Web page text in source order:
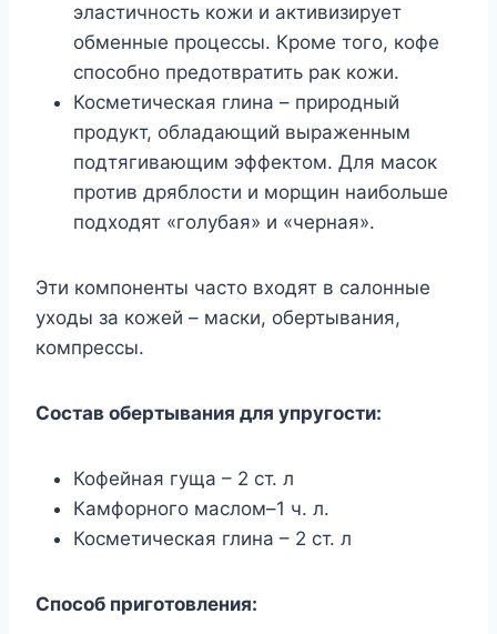
эластичность кожи и активизирует
обменные процессы. Кроме того, кофе
способно предотвратить рак кожи.
Косметическая глина – природный
продукт, обладающий выраженным
подтягивающим эффектом. Для масок
против дряблости и морщин наибольше
подходят «голубая» и «черная».
Эти компоненты часто входят в салонные
уходы за кожей – маски, обертывания,
компрессы.
Состав обертывания для упругости:
Кофейная гуща – 2 ст. л
Камфорного маслом–1 ч. л.
Косметическая глина – 2 ст. л
Способ приготовления: